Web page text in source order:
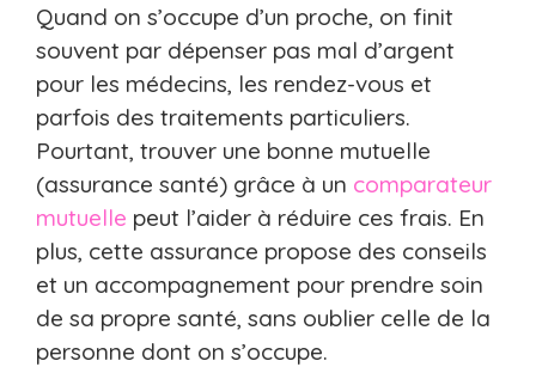
Quand on s’occupe d’un proche, on finit
souvent par dépenser pas mal d’argent
pour les médecins, les rendez-vous et
parfois des traitements particuliers.
Pourtant, trouver une bonne mutuelle
(assurance santé) grâce à un comparateur
mutuelle peut l’aider à réduire ces frais. En
plus, cette assurance propose des conseils
et un accompagnement pour prendre soin
de sa propre santé, sans oublier celle de la
personne dont on s’occupe.